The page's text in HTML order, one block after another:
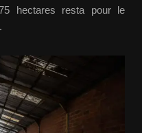
hectares resta pour le